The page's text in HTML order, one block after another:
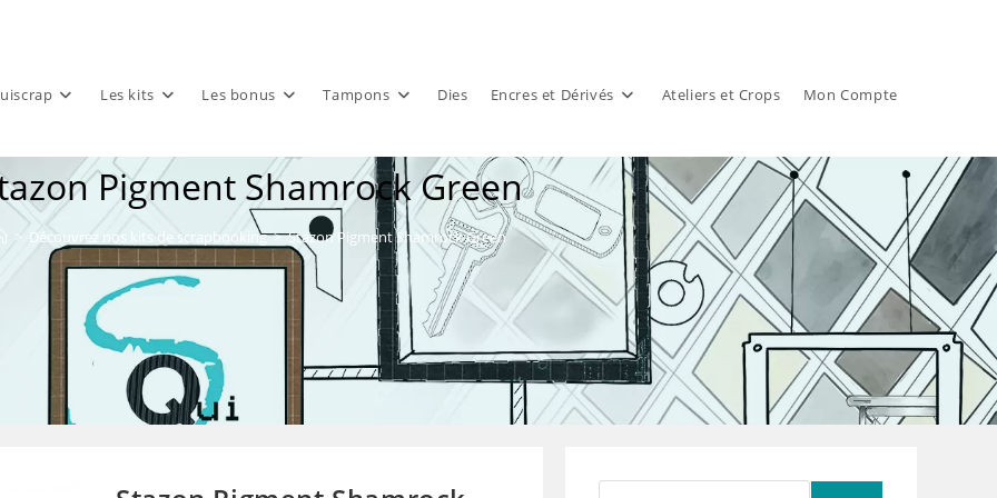
Les kits Les bonus Tampons Dies Encres et Dérivés Ateliers et Crops Mon Compte
Pigment Shamrock Green
> Découvrez nos kits de scrapbooking > Stazon Pigment Shamrock Green